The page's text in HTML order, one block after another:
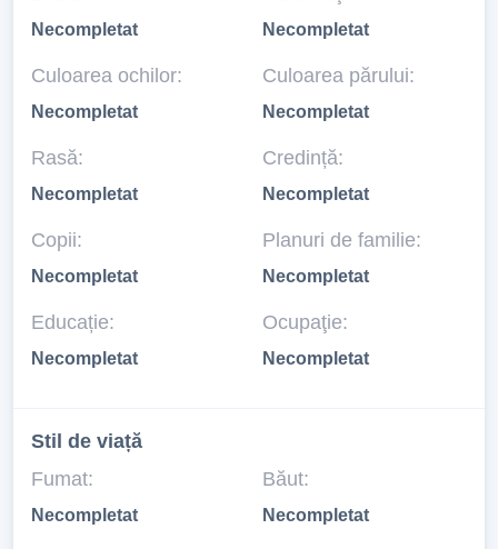
Necompletat Necompletat
Culoarea ochilor:
Necompletat
Culoarea părului:
Necompletat
Rasă:
Necompletat
Credință:
Necompletat
Copii:
Necompletat
Planuri de familie:
Necompletat
Educație:
Necompletat
Ocupaţie:
Necompletat
Stil de viață
Fumat:
Necompletat
Băut:
Necompletat